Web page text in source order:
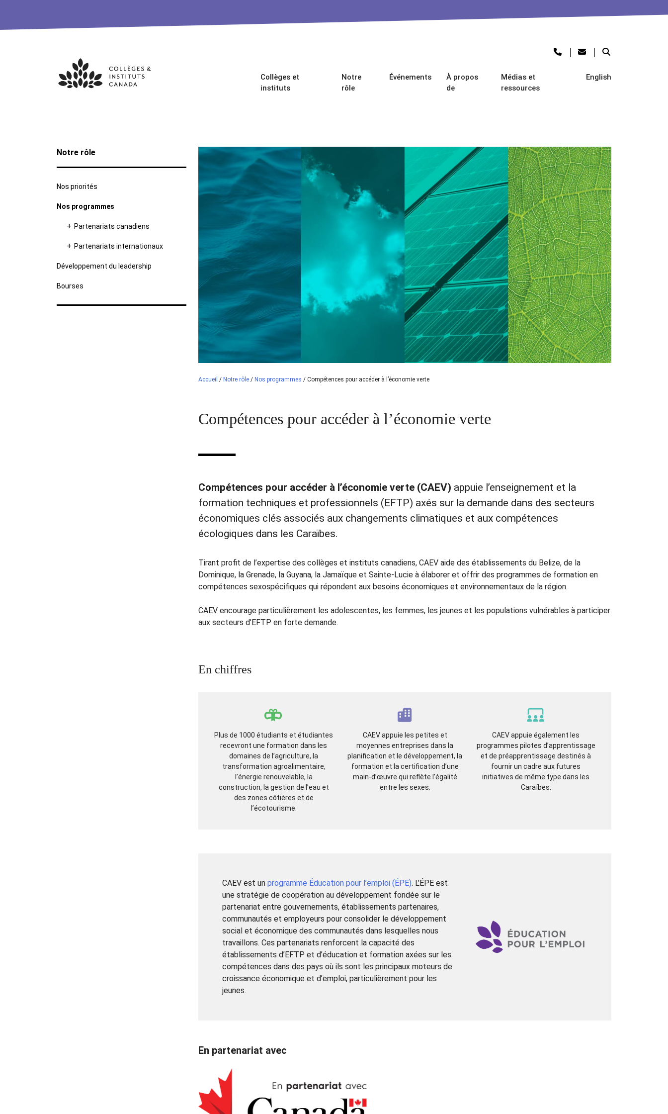
Skip
Collèges et
instituts
Notre
rôle
Événements
À propos
de
Médias et
ressources
English
Notre rôle
Nos priorités
Nos programmes
Partenariats canadiens
Partenariats internationaux
Développement du leadership
Bourses
Accueil / Notre rôle / Nos programmes / Compétences pour accéder à l’économie verte
Compétences pour accéder à l’économie verte
Compétences pour accéder à l’économie verte (CAEV) appuie l’enseignement et la
formation techniques et professionnels (EFTP) axés sur la demande dans des secteurs
économiques clés associés aux changements climatiques et aux compétences
écologiques dans les Caraïbes.
Tirant profit de l’expertise des collèges et instituts canadiens, CAEV aide des établissements du Belize, de la
Dominique, la Grenade, la Guyana, la Jamaïque et Sainte-Lucie à élaborer et offrir des programmes de formation en
compétences sexospécifiques qui répondent aux besoins économiques et environnementaux de la région.
CAEV encourage particulièrement les adolescentes, les femmes, les jeunes et les populations vulnérables à participer
aux secteurs d’EFTP en forte demande.
En chiffres
Plus de 1000 étudiants et étudiantes
recevront une formation dans les
domaines de l’agriculture, la
transformation agroalimentaire,
l’énergie renouvelable, la
construction, la gestion de l’eau et
des zones côtières et de
l’écotourisme.
CAEV appuie les petites et
moyennes entreprises dans la
planification et le développement, la
formation et la certification d’une
main-d’œuvre qui reflète l’égalité
entre les sexes.
CAEV appuie également les
programmes pilotes d’apprentissage
et de préapprentissage destinés à
fournir un cadre aux futures
initiatives de même type dans les
Caraïbes.
CAEV est un programme Éducation pour l’emploi (ÉPE). L’ÉPE est
une stratégie de coopération au développement fondée sur le
partenariat entre gouvernements, établissements partenaires,
communautés et employeurs pour consolider le développement
social et économique des communautés dans lesquelles nous
travaillons. Ces partenariats renforcent la capacité des
établissements d’EFTP et d’éducation et formation axées sur les
compétences dans des pays où ils sont les principaux moteurs de
croissance économique et d’emploi, particulièrement pour les
jeunes.
En partenariat avec